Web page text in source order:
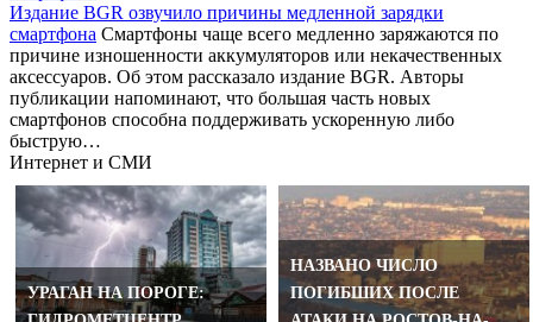
Издание BGR озвучило причины медленной зарядки
смартфона Смартфоны чаще всего медленно заряжаются по
причине изношенности аккумуляторов или некачественных
аксессуаров. Об этом рассказало издание BGR. Авторы
публикации напоминают, что большая часть новых
смартфонов способна поддерживать ускоренную либо
быструю…
Интернет и СМИ
УРАГАН НА ПОРОГЕ:
НАЗВАНО ЧИСЛО
ПОГИБШИХ ПОСЛЕ